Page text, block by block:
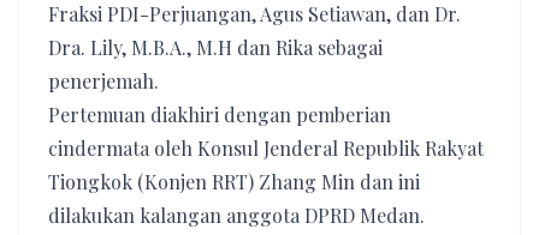
Fraksi PDI-Perjuangan, Agus Setiawan, dan Dr.
Dra. Lily, M.B.A., M.H dan Rika sebagai
penerjemah.
Pertemuan diakhiri dengan pemberian
cindermata oleh Konsul Jenderal Republik Rakyat
Tiongkok (Konjen RRT) Zhang Min dan ini
dilakukan kalangan anggota DPRD Medan.